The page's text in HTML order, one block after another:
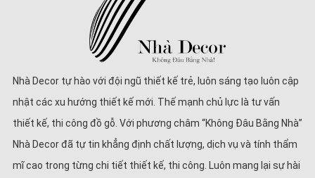
Nhà Decor tự hào với đội ngũ thiết kế trẻ, luôn sáng tạo luôn cập
nhật các xu hướng thiết kế mới. Thế mạnh chủ lực là tư vấn
thiết kế, thi công đồ gỗ. Với phương châm “Không Đâu Bằng Nhà”
Nhà Decor đã tự tin khẳng định chất lượng, dịch vụ và tính thẩm
mĩ cao trong từng chi tiết thiết kế, thi công. Luôn mang lại sự hài